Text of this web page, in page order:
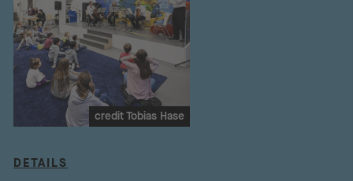
credit Tobias Hase
DETAILS